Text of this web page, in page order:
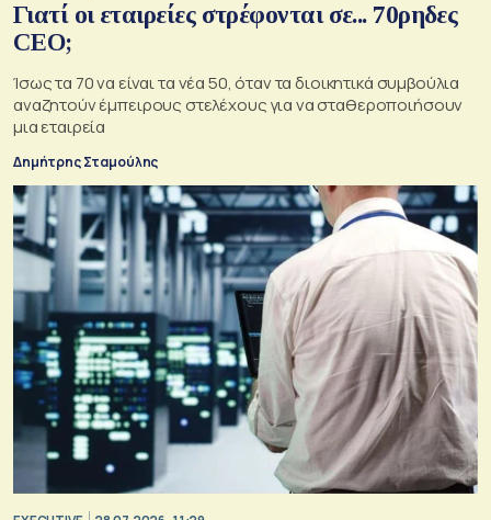
Γιατί οι εταιρείες στρέφονται σε... 70ρηδες
CEO;
Ίσως τα 70 να είναι τα νέα 50, όταν τα διοικητικά συμβούλια
αναζητούν έμπειρους στελέχους για να σταθεροποιήσουν
μια εταιρεία
Δημήτρης Σταμούλης